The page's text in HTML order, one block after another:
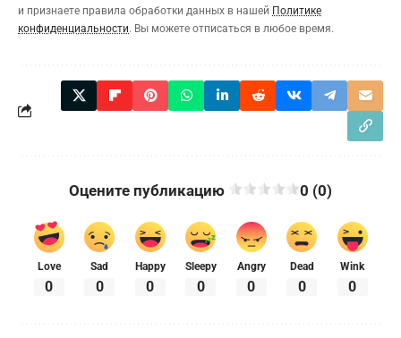
и признаете правила обработки данных в нашей Политике
конфиденциальности. Вы можете отписаться в любое время.
Оцените публикацию 0 (0)
Love
0
Sad
0
Happy
0
Sleepy
0
Angry
0
Dead
0
Wink
0